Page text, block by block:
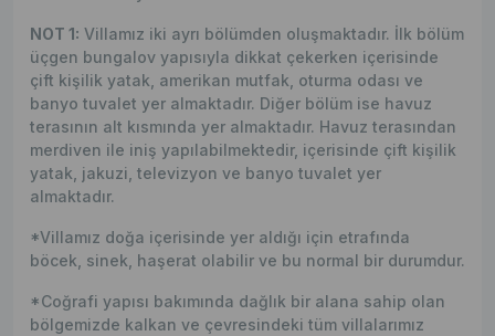
NOT 1: Villamız iki ayrı bölümden oluşmaktadır. İlk bölüm
üçgen bungalov yapısıyla dikkat çekerken içerisinde
çift kişilik yatak, amerikan mutfak, oturma odası ve
banyo tuvalet yer almaktadır. Diğer bölüm ise havuz
terasının alt kısmında yer almaktadır. Havuz terasından
merdiven ile iniş yapılabilmektedir, içerisinde çift kişilik
yatak, jakuzi, televizyon ve banyo tuvalet yer
almaktadır.
*Villamız doğa içerisinde yer aldığı için etrafında
böcek, sinek, haşerat olabilir ve bu normal bir durumdur.
*Coğrafi yapısı bakımında dağlık bir alana sahip olan
bölgemizde kalkan ve çevresindeki tüm villalarımız